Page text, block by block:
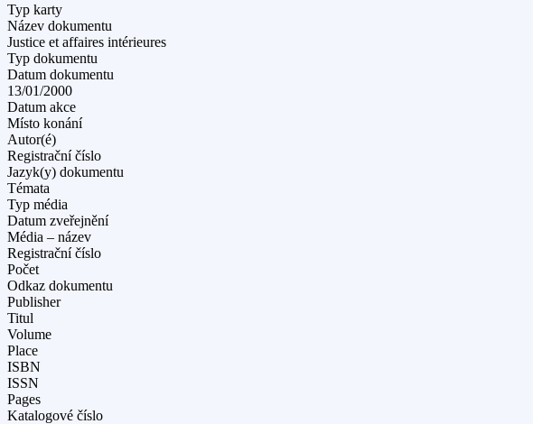
Typ karty
Název dokumentu
Justice et affaires intérieures
Typ dokumentu
Datum dokumentu
13/01/2000
Datum akce
Místo konání
Autor(é)
Registrační číslo
Jazyk(y) dokumentu
Témata
Typ média
Datum zveřejnění
Média – název
Registrační číslo
Počet
Odkaz dokumentu
Publisher
Titul
Volume
Place
ISBN
ISSN
Pages
Katalogové číslo